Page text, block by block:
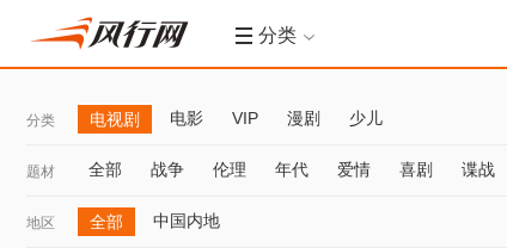
分类
分类 电视剧 电影 VIP 漫剧 少儿
题材 全部 战争 伦理 年代 爱情 喜剧 谍战
地区 全部 中国内地